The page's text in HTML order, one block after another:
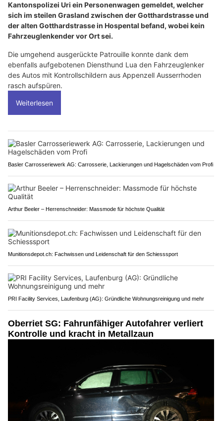
Kantonspolizei Uri ein Personenwagen gemeldet, welcher
sich im steilen Grasland zwischen der Gotthardstrasse und
der alten Gotthardstrasse in Hospental befand, wobei kein
Fahrzeuglenkender vor Ort sei.
Die umgehend ausgerückte Patrouille konnte dank dem
ebenfalls aufgebotenen Diensthund Lua den Fahrzeuglenker
des Autos mit Kontrollschildern aus Appenzell Ausserrhoden
rasch aufspüren.
Weiterlesen
Basler Carrosseriewerk AG: Carrosserie, Lackierungen und Hagelschäden vom Profi
Arthur Beeler – Herrenschneider: Massmode für höchste Qualität
Munitionsdepot.ch: Fachwissen und Leidenschaft für den Schiesssport
PRI Facility Services, Laufenburg (AG): Gründliche Wohnungsreinigung und mehr
Oberriet SG: Fahrunfähiger Autofahrer verliert
Kontrolle und kracht in Metallzaun